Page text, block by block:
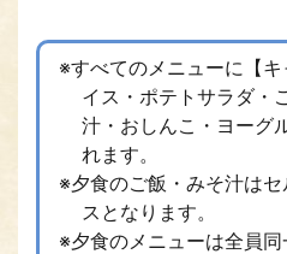
※すべてのメニューに【キ
イス・ポテトサラダ・
汁・おしんこ・ヨーグ
れます。
※夕食のご飯・みそ汁は
スとなります。
※夕食のメニューは全員